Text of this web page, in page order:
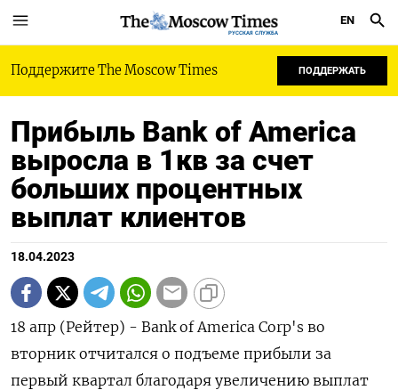
РУССКАЯ СЛУЖБА
EN
Поддержите The Moscow Times ПОДДЕРЖАТЬ
Прибыль Bank of America
выросла в 1кв за счет
больших процентных
выплат клиентов
18.04.2023
18 апр (Рейтер) - Bank of America Corp's во
вторник отчитался о подъеме прибыли за
первый квартал благодаря увеличению выплат